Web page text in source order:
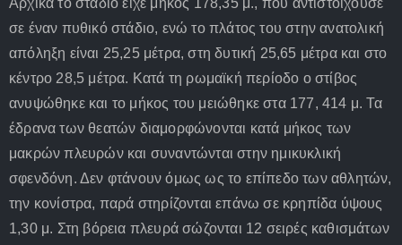
Αρχικά το στάδιο είχε μήκος 178,35 μ., που αντιστοιχούσε
σε έναν πυθικό στάδιο, ενώ το πλάτος του στην ανατολική
απόληξη είναι 25,25 μέτρα, στη δυτική 25,65 μέτρα και στο
κέντρο 28,5 μέτρα. Κατά τη ρωμαϊκή περίοδο ο στίβος
ανυψώθηκε και το μήκος του μειώθηκε στα 177, 414 μ. Τα
έδρανα των θεατών διαμορφώνονται κατά μήκος των
μακρών πλευρών και συναντώνται στην ημικυκλική
σφενδόνη. Δεν φτάνουν όμως ως το επίπεδο των αθλητών,
την κονίστρα, παρά στηρίζονται επάνω σε κρηπίδα ύψους
1,30 μ. Στη βόρεια πλευρά σώζονται 12 σειρές καθισμάτων